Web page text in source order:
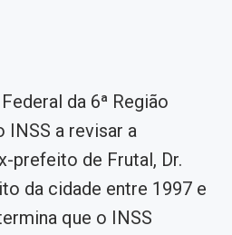
da 6ª Região
INSS a revisar a
prefeito de Frutal, Dr.
da cidade entre 1997 e
que o INSS